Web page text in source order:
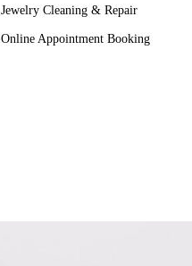
Jewelry Cleaning & Repair
Online Appointment Booking